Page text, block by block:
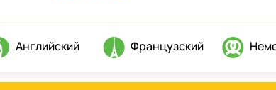
Английский Французский